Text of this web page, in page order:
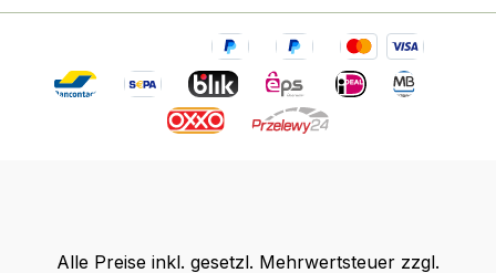
Alle Preise inkl. gesetzl. Mehrwertsteuer zzgl.